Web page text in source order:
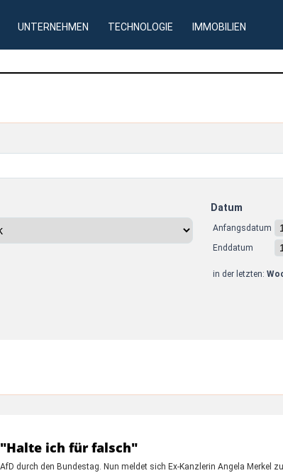
UNTERNEHMEN TECHNOLOGIE IMMOBILIEN
Datum
Anfangsdatum
Enddatum
in der letzten:
ich für falsch"
durch den Bundestag. Nun meldet sich Ex-Kanzlerin Angela Merkel